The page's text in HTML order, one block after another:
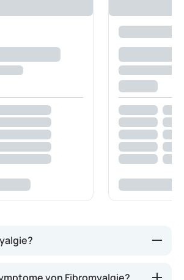
Fibromyalgie erkrankt sind, leiden